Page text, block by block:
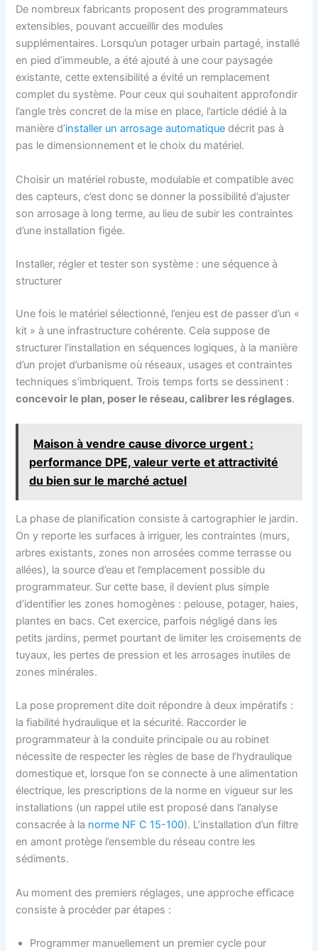
De nombreux fabricants proposent des programmateurs
extensibles, pouvant accueillir des modules
supplémentaires. Lorsqu’un potager urbain partagé, installé
en pied d’immeuble, a été ajouté à une cour paysagée
existante, cette extensibilité a évité un remplacement
complet du système. Pour ceux qui souhaitent approfondir
l’angle très concret de la mise en place, l’article dédié à la
manière d’installer un arrosage automatique décrit pas à
pas le dimensionnement et le choix du matériel.
Choisir un matériel robuste, modulable et compatible avec
des capteurs, c’est donc se donner la possibilité d’ajuster
son arrosage à long terme, au lieu de subir les contraintes
d’une installation figée.
Installer, régler et tester son système : une séquence à
structurer
Une fois le matériel sélectionné, l’enjeu est de passer d’un «
kit » à une infrastructure cohérente. Cela suppose de
structurer l’installation en séquences logiques, à la manière
d’un projet d’urbanisme où réseaux, usages et contraintes
techniques s’imbriquent. Trois temps forts se dessinent :
concevoir le plan, poser le réseau, calibrer les réglages.
Maison à vendre cause divorce urgent :
performance DPE, valeur verte et attractivité
du bien sur le marché actuel
La phase de planification consiste à cartographier le jardin.
On y reporte les surfaces à irriguer, les contraintes (murs,
arbres existants, zones non arrosées comme terrasse ou
allées), la source d’eau et l’emplacement possible du
programmateur. Sur cette base, il devient plus simple
d’identifier les zones homogènes : pelouse, potager, haies,
plantes en bacs. Cet exercice, parfois négligé dans les
petits jardins, permet pourtant de limiter les croisements de
tuyaux, les pertes de pression et les arrosages inutiles de
zones minérales.
La pose proprement dite doit répondre à deux impératifs :
la fiabilité hydraulique et la sécurité. Raccorder le
programmateur à la conduite principale ou au robinet
nécessite de respecter les règles de base de l’hydraulique
domestique et, lorsque l’on se connecte à une alimentation
électrique, les prescriptions de la norme en vigueur sur les
installations (un rappel utile est proposé dans l’analyse
consacrée à la norme NF C 15-100). L’installation d’un filtre
en amont protège l’ensemble du réseau contre les
sédiments.
Au moment des premiers réglages, une approche efficace
consiste à procéder par étapes :
Programmer manuellement un premier cycle pour